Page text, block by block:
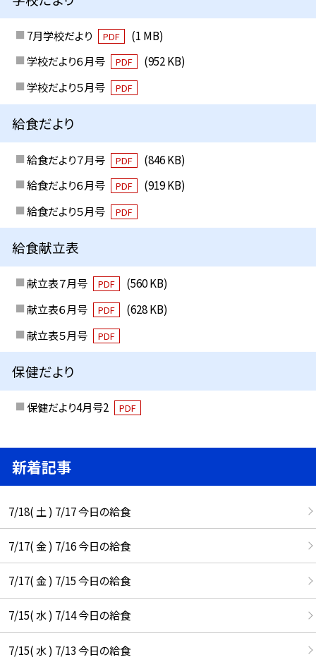
7月学校だより PDF
(1 MB)
学校だより６月号
PDF
(952 KB)
学校だより５月号
PDF
給食だより
給食だより７月号 PDF
(846 KB)
給食だより６月号
PDF
(919 KB)
給食だより５月号
PDF
給食献立表
献立表７月号 PDF
(560 KB)
献立表６月号
PDF
(628 KB)
献立表５月号
PDF
保健だより
保健だより4月号2 PDF
新着記事
7/18( 土 ) 7/17 今日の給食
7/17( 金 ) 7/16 今日の給食
7/17( 金 ) 7/15 今日の給食
7/15( 水 ) 7/14 今日の給食
7/15( 水 ) 7/13 今日の給食